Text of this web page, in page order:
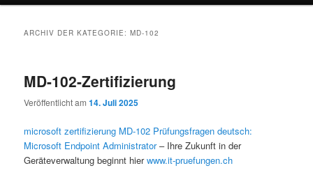
ARCHIV DER KATEGORIE:MD-102
MD-102-Zertifizierung
Veröffentlicht am14. Juli 2025
microsoft zertifizierung MD-102 Prüfungsfragen deutsch:
Microsoft Endpoint Administrator– Ihre Zukunft in der
Geräteverwaltung beginnt hierwww.it-pruefungen.ch